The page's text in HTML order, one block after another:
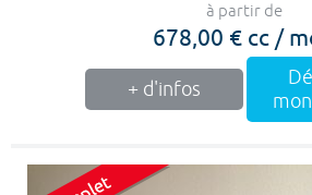
à partir de
678,00 € cc /
+ d'infos